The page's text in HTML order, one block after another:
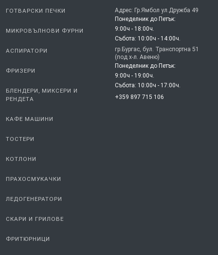
ГОТВАРСКИ ПЕЧКИ
МИКРОВЪЛНОВИ ФУРНИ
АСПИРАТОРИ
ФРИЗЕРИ
БЛЕНДЕРИ, МИКСЕРИ И
РЕНДЕТА
КАФЕ МАШИНИ
ТОСТЕРИ
КОТЛОНИ
ПРАХОСМУКАЧКИ
ЛЕДОГЕНЕРАТОРИ
СКАРИ И ГРИЛОВЕ
ФРИТЮРНИЦИ
Адрес: Гр.Ямбол ул.Дружба 49
Понеделник до Петък:
9:00ч - 18:00ч.
Събота: 10:00ч - 14:00ч.
гр.Бургас, бул. Транспортна 51
(под х-л. Авеню)
Понеделник до Петък:
9:00ч - 19:00ч.
Събота: 10:00ч - 17:00ч.
+359 897 715 106